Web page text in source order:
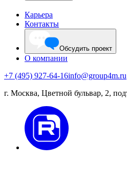
Карьера
Контакты
Обсудить проект
О компании
+7 (495) 927-64-16info@group4m.ru
г. Москва, Цветной бульвар, 2,